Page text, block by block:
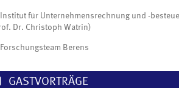
Institut für Unternehmensrechnung und -
Dr. Christoph Watrin)
Forschungsteam Berens
GASTVORTRÄGE